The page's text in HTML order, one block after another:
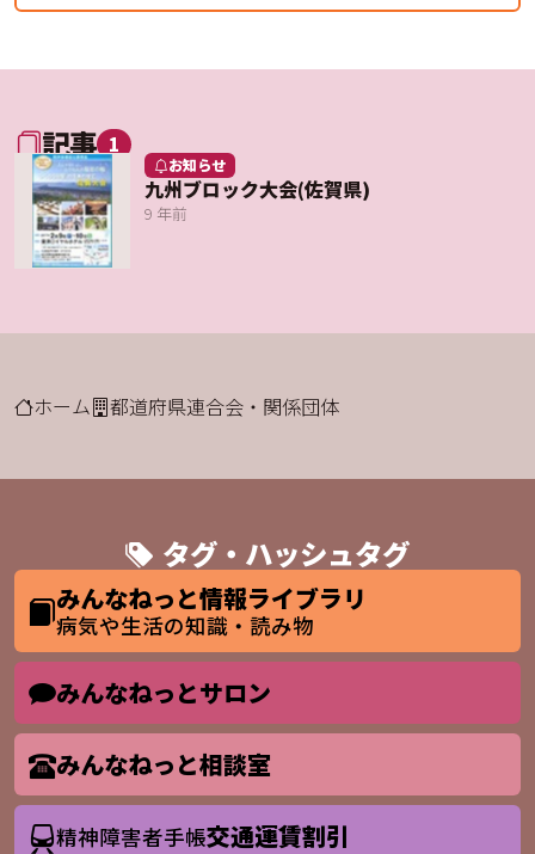
記事 1
お知らせ
九州ブロック大会(佐賀県)
9 年前
ホーム 都道府県連合会・関係団体
タグ・ハッシュタグ
みんなねっと情報ライブラリ
病気や生活の知識・読み物
みんなねっとサロン
みんなねっと相談室
精神障害者手帳交通運賃割引